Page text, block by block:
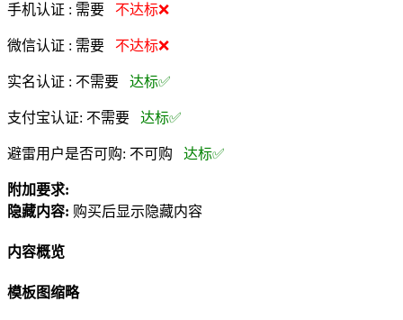
手机认证 : 需要 不达标❌
微信认证 : 需要 不达标❌
实名认证 : 不需要 达标✅
支付宝认证: 不需要 达标✅
避雷用户是否可购: 不可购 达标✅
附加要求:
隐藏内容: 购买后显示隐藏内容
内容概览
模板图缩略